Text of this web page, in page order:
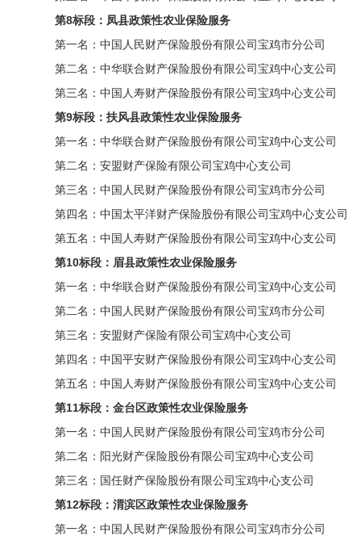
第8标段：凤县政策性农业保险服务
第一名：中国人民财产保险股份有限公司宝鸡市分公司
第二名：中华联合财产保险股份有限公司宝鸡中心支公司
第三名：中国人寿财产保险股份有限公司宝鸡中心支公司
第9标段：扶风县政策性农业保险服务
第一名：中华联合财产保险股份有限公司宝鸡中心支公司
第二名：安盟财产保险有限公司宝鸡中心支公司
第三名：中国人民财产保险股份有限公司宝鸡市分公司
第四名：中国太平洋财产保险股份有限公司宝鸡中心支公司
第五名：中国人寿财产保险股份有限公司宝鸡中心支公司
第10标段：眉县政策性农业保险服务
第一名：中华联合财产保险股份有限公司宝鸡中心支公司
第二名：中国人民财产保险股份有限公司宝鸡市分公司
第三名：安盟财产保险有限公司宝鸡中心支公司
第四名：中国平安财产保险股份有限公司宝鸡中心支公司
第五名：中国人寿财产保险股份有限公司宝鸡中心支公司
第11标段：金台区政策性农业保险服务
第一名：中国人民财产保险股份有限公司宝鸡市分公司
第二名：阳光财产保险股份有限公司宝鸡中心支公司
第三名：国任财产保险股份有限公司宝鸡中心支公司
第12标段：渭滨区政策性农业保险服务
第一名：中国人民财产保险股份有限公司宝鸡市分公司